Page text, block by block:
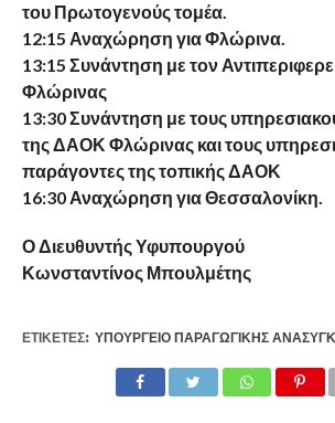
του Πρωτογενούς τομέα.
12:15 Αναχώρηση για Φλώρινα.
13:15 Συνάντηση με τον
Φλώρινας
13:30 Συνάντηση με τους
της ΔΑΟΚ Φλώρινας και τους
παράγοντες της τοπικής ΔΑΟΚ
16:30 Αναχώρηση για Θεσσαλονίκη.
Ο Διευθυντής Υφυπουργού
Κωνσταντίνος Μπουλμέτης
ΕΤΙΚΕΤΕΣ: ΥΠΟΥΡΓΕΊΟ ΠΑΡΑΓΩΓΙΚΉΣ